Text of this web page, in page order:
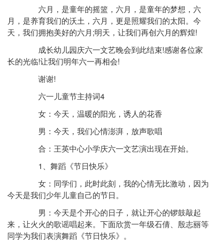
六月，是童年的摇篮，六月，是童年的梦想，六
月，是养育我们的沃土，六月，更是照耀我们的太阳。今
天，我们拥抱美好的六月;明天，让我们再创六月的辉煌!
成长幼儿园庆六一文艺晚会到此结束!感谢各位家
长的光临!让我们明年六一再相会!
谢谢!
六一儿童节主持词4
女：今天，温暖的阳光，诱人的花香
男：今天，我们心情澎湃，放声歌唱
合：王英中心小学庆六一文艺演出现在开始。
1、舞蹈《节日快乐》
女：同学们，此时此刻，我的心情无比激动，因为
今天是我们少年儿童自己的节日。
男：今天是个开心的日子，就让开心的锣鼓敲起
来，让火火的歌谣唱起来。下面欣赏一年级石倩、殷志丽等
同学为我们表演舞蹈《节日快乐》。